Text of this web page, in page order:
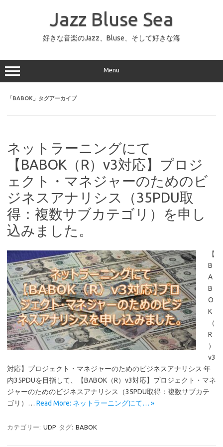
ッ
プ
Jazz Bluse Sea
好きな音楽のJazz、Bluse、そして好きな海
Menu
「BABOK 」タグアーカイブ
ネットラーニングにて
【BABOK（R）v3対応】プロジ
ェクト・マネジャーのためのビ
ジネスアナリシス（35PDU取
得：複数サブカテゴリ）を申し
込みました。
【
B
A
B
O
K
（
R
）
v3
対応】プロジェクト・マネジャーのためのビジネスアナリシス 年
内35PDUを目指して、【BABOK（R）v3対応】プロジェクト・マネ
ジャーのためのビジネスアナリシス（35PDU取得：複数サブカテ
ゴリ）… Read More: ネットラーニングにて… »
カテゴリー: UDP タグ: BABOK